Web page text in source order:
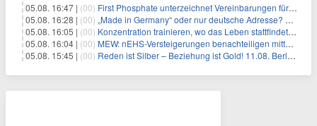
05.08. 16:47 | (00) First Phosphate unterzeichnet Vereinbarungen für nicht zu refundierende Zuwendungen in Höhe von 4,84 Mio. $ von der kanadischen Regierung für Straßeninfrastruktur und Stromübertragungsleitungen
05.08. 16:28 | (00) „Made in Germany“ oder nur deutsche Adresse? So erkennen Sie, wo Ihre Leiterplatten wirklich gefertigt werden
05.08. 16:05 | (00) Konzentration trainieren, wo das Leben stattfindet: Mobile EEG-Technologie bringt Neurofeedback in den Alltag
05.08. 16:04 | (00) MEW: nEHS-Versteigerungen benachteiligen mittelständische Unternehmen
05.08. 15:45 | (00) Reden ist Silber – Beziehung ist Gold! 11.08. Berlin – 18:30 Uhr